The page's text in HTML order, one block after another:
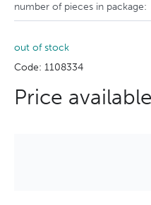
number of pieces in package:
out of stock
Code: 1108334
Price